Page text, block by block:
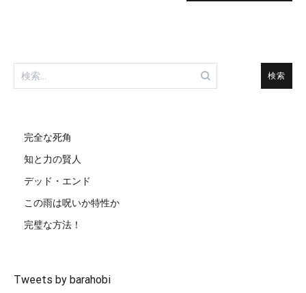
検
索:
完全な死角
知と力の賢人
デッド・エンド
この雨は呪いか特性か
完璧な方法！
Tweets by barahobi